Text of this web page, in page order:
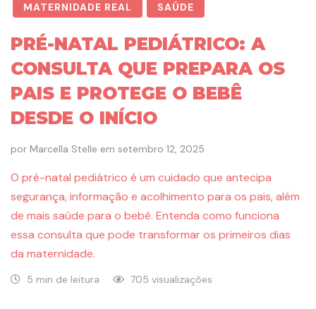
MATERNIDADE REAL
SAÚDE
PRÉ-NATAL PEDIÁTRICO: A
CONSULTA QUE PREPARA OS
PAIS E PROTEGE O BEBÊ
DESDE O INÍCIO
por Marcella Stelle em setembro 12, 2025
O pré-natal pediátrico é um cuidado que antecipa
segurança, informação e acolhimento para os pais, além
de mais saúde para o bebê. Entenda como funciona
essa consulta que pode transformar os primeiros dias
da maternidade.
5 min de leitura 705 visualizações